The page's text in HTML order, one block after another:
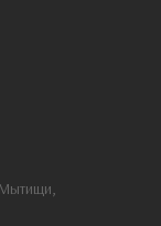
Мытищи,